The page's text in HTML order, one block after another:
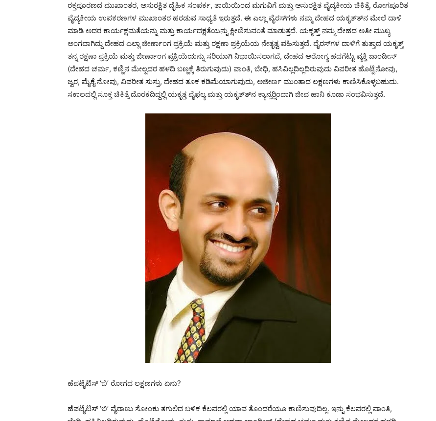
ರಕ್ತಪೂರಣದ ಮುಖಾಂತರ, ಅಸುರಕ್ಷಿತ ದೈಹಿಕ ಸಂಪರ್ಕ, ತಾಯಿಯಿಂದ ಮಗುವಿಗೆ ಮತ್ತು ಅಸುರಕ್ಷಿತ ವೈದ್ಯಕೀಯ ಚಿಕಿತ್ಸೆ, ರೋಗಪೂರಿತ
ವೈದ್ಯಕೀಯ ಉಪಕರಣಗಳ ಮುಖಾಂತರ ಹರಡುವ ಸಾಧ್ಯತೆ ಇರುತ್ತದೆ. ಈ ಎಲ್ಲಾ ವೈರಸ್‍ಗಳು ನಮ್ಮ ದೇಹದ ಯಕೃತ್ತ್‍ನ ಮೇಲೆ ದಾಳಿ
ಮಾಡಿ ಅದರ ಕಾರ್ಯಕ್ಷಮತೆಯನ್ನು ಮತ್ತು ಕಾರ್ಯದಕ್ಷತೆಯನ್ನು ಕ್ಷೀಣಿಸುವಂತೆ ಮಾಡುತ್ತದೆ. ಯಕೃತ್ತ್ ನಮ್ಮ ದೇಹದ ಅತೀ ಮುಖ್ಯ
ಅಂಗವಾಗಿದ್ದು ದೇಹದ ಎಲ್ಲಾ ಜೀರ್ಣಾಂಗ ಪ್ರಕ್ರಿಯೆ ಮತ್ತು ರಕ್ಷಣಾ ಪ್ರಕ್ರಿಯೆಯ ನೇತೃತ್ವ ವಹಿಸುತ್ತದೆ. ವೈರಸ್‍ಗಳ ದಾಳಿಗೆ ತುತ್ತಾದ ಯಕೃತ್ತ್
ತನ್ನ ರಕ್ಷಣಾ ಪ್ರಕ್ರಿಯೆ ಮತ್ತು ಜೀರ್ಣಾಂಗ ಪ್ರಕ್ರಿಯೆಯನ್ನು ಸರಿಯಾಗಿ ನಿಭಾಯಿಸಲಾಗದೆ, ದೇಹದ ಆರೋಗ್ಯ ಹದಗೆಟ್ಟು ವ್ಯಕ್ತಿ ಜಾಂಡೀಸ್
(ದೇಹದ ಚರ್ಮ, ಕಣ್ಣಿನ ಮೇಲ್ಪದರ ಹಳದಿ ಬಣ್ಣಕ್ಕೆ ತಿರುಗುವುದು) ವಾಂತಿ, ಬೇಧಿ, ಹಸಿವಿಲ್ಲದಿಲ್ಲದಿರುವುದು ವಿಪರೀತ ಹೊಟ್ಟೆನೋವು,
ಜ್ವರ, ಮೈಕೈ ನೋವು, ವಿಪರೀತ ಸುಸ್ತು, ದೇಹದ ತೂಕ ಕಡಿಮೆಯಾಗುವುದು, ಅಜೀರ್ಣ ಮುಂತಾದ ಲಕ್ಷಣಗಳು ಕಾಣಿಸಿಕೊಳ್ಳಬಹುದು.
ಸಕಾಲದಲ್ಲಿ ಸೂಕ್ತ ಚಿಕಿತ್ಸೆ ದೊರಕದಿದ್ದಲ್ಲಿ ಯಕೃತ್ತ ವೈಫಲ್ಯ ಮತ್ತು ಯಕೃತ್ತ್‍ನ ಕ್ಯಾನ್ಸರ್‍ನಿಂದಾಗಿ ಜೀವ ಹಾನಿ ಕೂಡಾ ಸಂಭವಿಸುತ್ತದೆ.
ಹೆಪಟೈಟಿಸ್ ‘ಬಿ’ ರೋಗದ ಲಕ್ಷಣಗಳು ಏನು?
ಹೆಪಟೈಟಿಸ್ ‘ಬಿ’ ವೈರಾಣು ಸೋಂಕು ತಗುಲಿದ ಬಳಿಕ ಕೆಲವರಲ್ಲಿ ಯಾವ ತೊಂದರೆಯೂ ಕಾಣಿಸುವುದಿಲ್ಲ. ಇನ್ನು ಕೆಲವರಲ್ಲಿ ವಾಂತಿ,